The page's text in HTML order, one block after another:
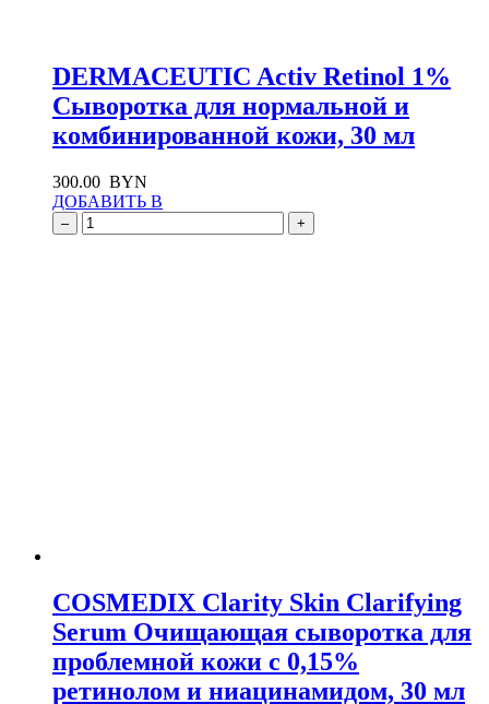
DERMACEUTIC Activ Retinol 1%
Cыворотка для нормальной и
комбинированной кожи, 30 мл
300.00 BYN
ДОБАВИТЬ В
– +
COSMEDIX Clarity Skin Clarifying
Serum Очищающая сыворотка для
проблемной кожи с 0,15%
ретинолом и ниацинамидом, 30 мл